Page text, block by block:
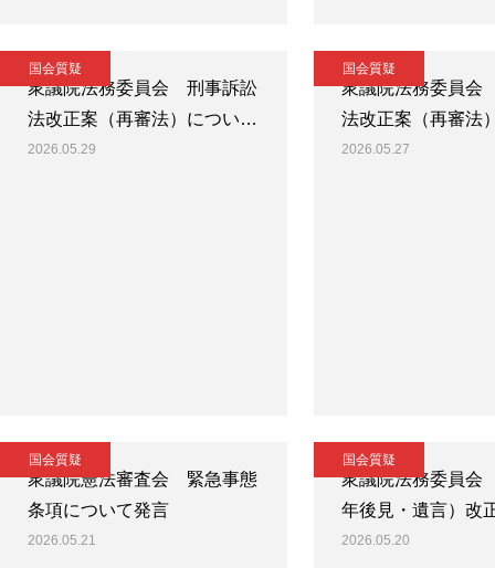
国会質疑
衆議院法務委員会 刑事訴訟
法改正案（再審法）につい…
2026.05.29
国会質疑
衆議院法務委員
法改正案（再審法
2026.05.27
国会質疑
衆議院憲法審査会 緊急事態
条項について発言
2026.05.21
国会質疑
衆議院法務委員
年後見・遺言）改
2026.05.20